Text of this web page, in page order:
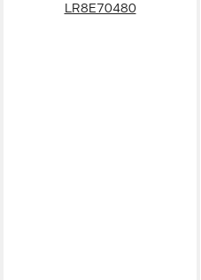
LR8E70480